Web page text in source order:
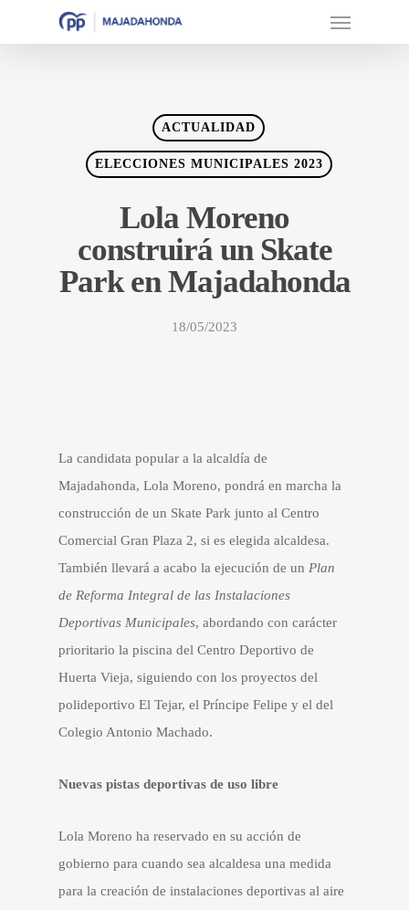
ACTUALIDAD
ELECCIONES MUNICIPALES 2023
Lola Moreno
construirá un Skate
Park en Majadahonda
18/05/2023
La candidata popular a la alcaldía de
Majadahonda, Lola Moreno, pondrá en marcha la
construcción de un Skate Park junto al Centro
Comercial Gran Plaza 2, si es elegida alcaldesa.
También llevará a acabo la ejecución de un Plan
de Reforma Integral de las Instalaciones
Deportivas Municipales, abordando con carácter
prioritario la piscina del Centro Deportivo de
Huerta Vieja, siguiendo con los proyectos del
polideportivo El Tejar, el Príncipe Felipe y el del
Colegio Antonio Machado.
Nuevas pistas deportivas de uso libre
Lola Moreno ha reservado en su acción de
gobierno para cuando sea alcaldesa una medida
para la creación de instalaciones deportivas al aire